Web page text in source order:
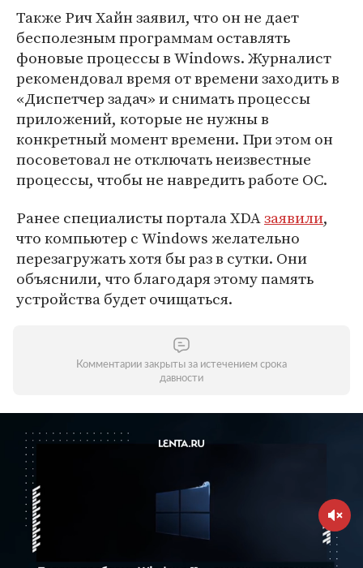
Также Рич Хайн заявил, что он не дает
бесполезным программам оставлять
фоновые процессы в Windows. Журналист
рекомендовал время от времени заходить в
«Диспетчер задач» и снимать процессы
приложений, которые не нужны в
конкретный момент времени. При этом он
посоветовал не отключать неизвестные
процессы, чтобы не навредить работе ОС.
Ранее специалисты портала XDAзаявили,
что компьютер с Windows желательно
перезагружать хотя бы раз в сутки. Они
объяснили, что благодаря этому память
устройства будет очищаться.
Комментарии закрыты за истечением срока
давности